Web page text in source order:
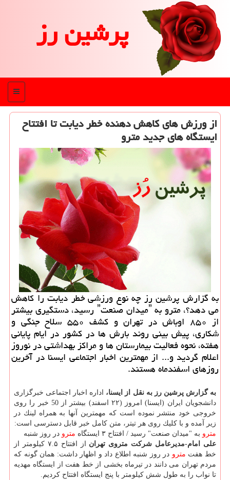
پرشین رز
منو
از ورزش های كاهش دهنده خطر دیابت تا افتتاح
ایستگاه های جدید مترو
به گزارش پرشین رز چه نوع ورزشی خطر دیابت را كاهش
می دهد؟، مترو به ˮمیدان صنعتˮ رسید، دستگیری بیشتر
از ۸۵۰ اوباش در تهران و كشف ۵۵۰ سلاح جنگی و
شكاری، پیش بینی روند بارش ها در كشور در ایام پایانی
هفته، نحوه فعالیت بیمارستان ها و مراكز بهداشتی در نوروز
اعلام گردید و... از مهمترین اخبار اجتماعی ایسنا در آخرین
روزهای اسفندماه هستند.
به گزارش پرشین رز به نقل از ایسنا، اداره اخبار اجتماعی خبرگزاری
دانشجویان ایران (ایسنا) امروز (۲۲ اسفند) بیشتر از 50 خبر را روی
خروجی خود منتشر نموده است كه مهمترین آنها به همراه لینك در
زیر آمده و با كلیك روی هر تیتر، متن كامل خبر قابل دسترسی است:
مترو به "میدان صنعت" رسید / افتتاح ۳ ایستگاه مترو در روز شنبه
علی امام-مدیرعامل شركت متروی تهران
از افتتاح ۷.۵ كیلومتر از
خط هفت مترو در روز شنبه اطلاع داد و اظهار داشت: همان گونه كه
مردم تهران می دانند در تیرماه بخشی از خط هفت از ایستگاه مهدیه
تا نواب را به طول شش كیلومتر با پنج ایستگاه افتتاح كردیم.